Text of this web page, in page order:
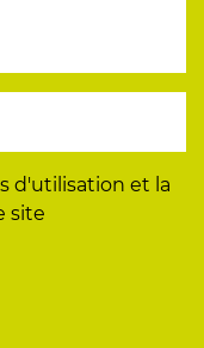
d'utilisation et la
site